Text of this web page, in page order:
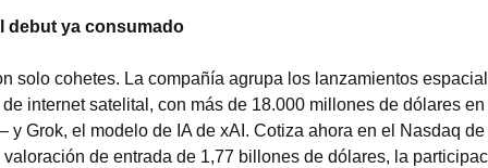
debut ya consumado
solo cohetes. La compañía agrupa los lanzamientos
internet satelital, con más de 18.000 millones de dólares
y Grok, el modelo de IA de xAI. Cotiza ahora en el Nasdaq de
valoración de entrada de 1,77 billones de dólares, la